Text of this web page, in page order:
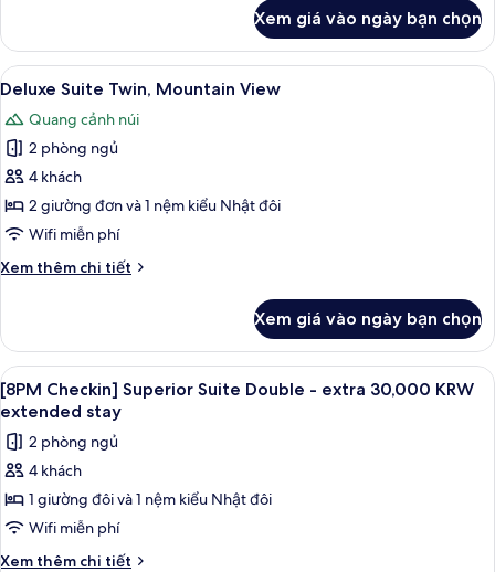
Deluxe
Suite
Double,
View
Xem giá vào ngày bạn chọn
Xem
tất
cả
ảnh
Deluxe
Suite
Twin,
View
TV màn hình phẳng 55-inch có
6
Deluxe Suite Twin, Mountain View
Quang cảnh núi
2 phòng ngủ
4 khách
2 giường đơn và 1 nệm kiểu Nhật đôi
Wifi miễn phí
Xem thêm chi tiết
Chi
Deluxe
Suite
Twin,
Mountain
Xem giá vào ngày bạn chọn
Xem
tất
cả
ảnh
[8PM
Checkin]
Superior
Suite
TV màn hình phẳng 55-inch có
1
[8PM Checkin] Superior Suite Double - extra 30,000 KRW
extended stay
2 phòng ngủ
4 khách
1 giường đôi và 1 nệm kiểu Nhật đôi
Wifi miễn phí
Xem thêm chi tiết
Chi